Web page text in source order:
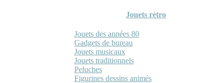
Jouets rétro
Jouets des années 80
Gadgets de bureau
Jouets musicaux
Jouets traditionnels
Peluches
Figurines dessins animés